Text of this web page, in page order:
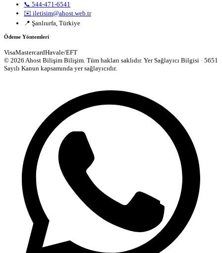
📞 544-471-6541
✉️ iletisim@ahost.web.tr
📍 Şanlıurfa, Türkiye
Ödeme Yöntemleri
VisaMastercardHavale/EFT
© 2026 Ahost Bilişim Bilişim. Tüm hakları saklıdır. Yer Sağlayıcı Bilgisi · 5651
Sayılı Kanun kapsamında yer sağlayıcıdır.